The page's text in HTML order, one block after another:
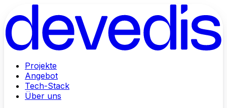
Projekte
Angebot
Tech-Stack
Über uns